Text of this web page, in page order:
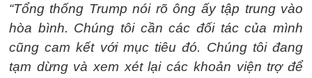
“Tổng thống Trump nói rõ ông ấy tập trung vào
hòa bình. Chúng tôi cần các đối tác của mình
cũng cam kết với mục tiêu đó. Chúng tôi đang
tạm dừng và xem xét lại các khoản viện trợ để